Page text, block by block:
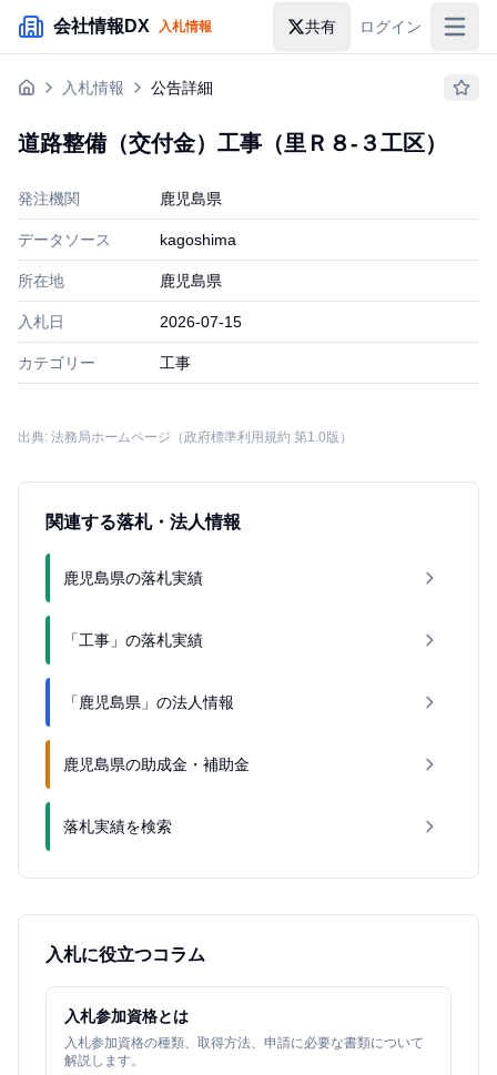
メインコンテンツにスキップ
会社情報DX 入札情報 共有 ログイン
入札情報
企業検索
入札情報 公告詳細
道路整備（交付金）工事（里Ｒ８‐３工区）
発注機関 鹿児島県
データソース kagoshima
所在地 鹿児島県
入札日 2026-07-15
カテゴリー 工事
出典: 法務局ホームページ（政府標準利用規約 第1.0版）
関連する落札・法人情報
鹿児島県の落札実績
「工事」の落札実績
「鹿児島県」の法人情報
鹿児島県の助成金・補助金
落札実績を検索
入札に役立つコラム
入札参加資格とは
入札参加資格の種類、取得方法、申請に必要な書類について
解説します。